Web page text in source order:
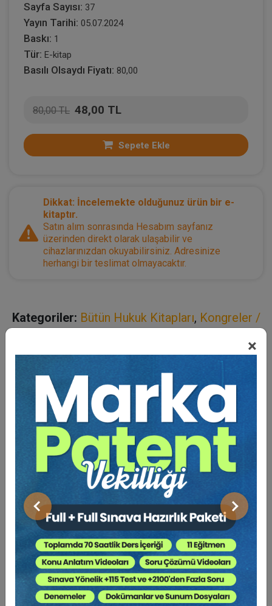
×
Önceki Sonraki
Sayfa Sayısı: 37
Yayın Tarihi: 05.07.2024
Baskı: 1
Tür: E-kitap
Basılı Olsaydı Fiyatı: 80,00
80,00 TL 48,00 TL
Sepete Ekle
Dikkat: İncelemekte olduğunuz ürün bir e-
kitaptır.
Satın alım sonrasında Hesabım sayfanız
üzerinden direkt olarak ulaşabilir ve
cihazlarınızdan okuyabilirsiniz. Adresinize
herhangi bir teslimat olmayacaktır.
Kategoriler: Bütün Hukuk Kitapları, Kongreler /
Bu Kitap İçin Kaç Ağaç
Kesiliyor ?
6102 sayılı Türk Ticaret Kanunu’nun (“TTK”) Beşinci
Bölümü olan Esas Sözleşme Değiştirilmesi başlığının
İkinci Ayrımı, Özel Değişiklikler kısmında, “Sermayenin
Artırılması” hususu düzenlenmiş bulunmaktadır. Bu
çalışmada öncelikle anonim şirketlerde sermaye artırımı
ve türleri hakkında genel bir bilgi verilmekle beraber,
özel olarak; TTK’nın 462. maddesi kapsamında iç
kaynaktan sermaye artırımı ve eş zamanlı olarak nakdi
sermaye artırımının yapılması ile ticaret sicil
müdürlüklerinin uygulamalarındaki farklılıklar sebebiyle